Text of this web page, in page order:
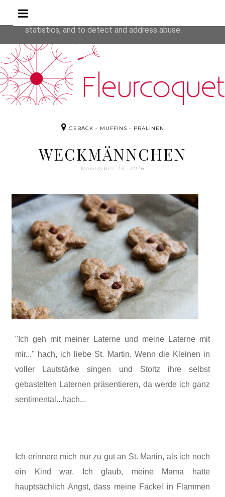
Rezepte
GEBÄCK - MUFFINS - PRALINEN
WECKMÄNNCHEN
November 13, 2016
"Ich geh mit meiner Laterne und meine Laterne mit
mir..." hach, ich liebe St. Martin. Wenn die Kleinen in
voller Lautstärke singen und Stoltz ihre selbst
gebastelten Laternen präsentieren, da werde ich ganz
sentimental...hach...
Ich erinnere mich nur zu gut an St. Martin, als ich noch
ein Kind war. Ich glaub, meine Mama hatte
hauptsächlich Angst, dass meine Fackel in Flammen
This site uses cookies from Google to deliver its
statistics, and to detect and address abuse.